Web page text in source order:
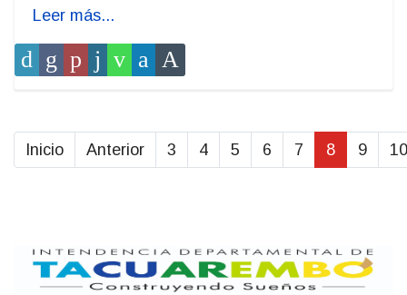
Leer más...
Inicio Anterior 3 4 5 6 7 8 9 10